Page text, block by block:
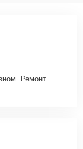
Ремонт